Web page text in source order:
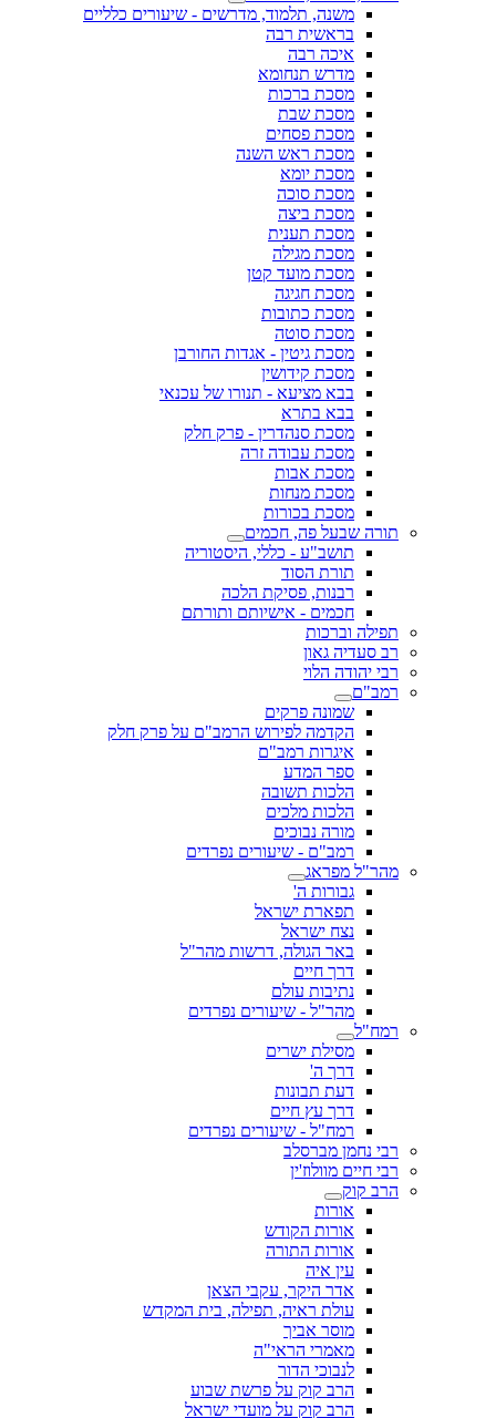
משנה, תלמוד, מדרשים - שיעורים כלליים
בראשית רבה
איכה רבה
מדרש תנחומא
מסכת ברכות
מסכת שבת
מסכת פסחים
מסכת ראש השנה
מסכת יומא
מסכת סוכה
מסכת ביצה
מסכת תענית
מסכת מגילה
מסכת מועד קטן
מסכת חגיגה
מסכת כתובות
מסכת סוטה
מסכת גיטין - אגדות החורבן
מסכת קידושין
בבא מציעא - תנורו של עכנאי
בבא בתרא
מסכת סנהדרין - פרק חלק
מסכת עבודה זרה
מסכת אבות
מסכת מנחות
מסכת בכורות
תורה שבעל פה, חכמים
תושב"ע - כללי, היסטוריה
תורת הסוד
רבנות, פסיקת הלכה
חכמים - אישיותם ותורתם
תפילה וברכות
רב סעדיה גאון
רבי יהודה הלוי
רמב"ם
שמונה פרקים
הקדמה לפירוש הרמב"ם על פרק חלק
איגרות רמב"ם
ספר המדע
הלכות תשובה
הלכות מלכים
מורה נבוכים
רמב"ם - שיעורים נפרדים
מהר"ל מפראג
גבורות ה'
תפארת ישראל
נצח ישראל
באר הגולה, דרשות מהר"ל
דרך חיים
נתיבות עולם
מהר"ל - שיעורים נפרדים
רמח"ל
מסילת ישרים
דרך ה'
דעת תבונות
דרך עץ חיים
רמח"ל - שיעורים נפרדים
רבי נחמן מברסלב
רבי חיים מוולוז'ין
הרב קוק
אורות
אורות הקודש
אורות התורה
עין איה
אדר היקר, עקבי הצאן
עולת ראיה, תפילה, בית המקדש
מוסר אביך
מאמרי הראי"ה
לנבוכי הדור
הרב קוק על פרשת שבוע
הרב קוק על מועדי ישראל